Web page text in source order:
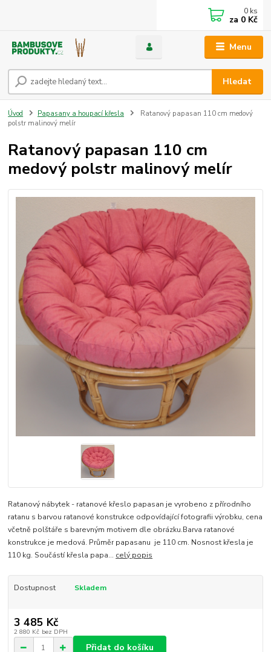
Menu
Hledat
0 ks
za 0 Kč
Úvod Papasany a houpací křesla
Ratanový papasan 110 cm medový
polstr malinový melír
Ratanový papasan 110 cm
medový polstr malinový melír
Ratanový nábytek - ratanové křeslo papasan je vyrobeno z přírodního
ratanu s barvou ratanové konstrukce odpovídající fotografii výrobku, cena
včetně polštáře s barevným motivem dle obrázku.Barva ratanové
konstrukce je medová. Průměr papasanu je 110 cm. Nosnost křesla je
110 kg. Součástí křesla papa... celý popis
Dostupnost Skladem
3 485 Kč
2 880 Kč bez DPH
Přidat do košíku